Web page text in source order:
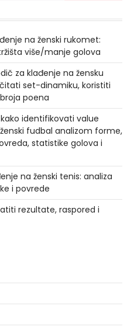
na ženski rukomet:
više/manje golova
za klađenje na žensku
set-dinamiku, koristiti
poena
kako identifikovati value
fudbal analizom forme,
statistike golova i
na ženski tenis: analiza
i povrede
rezultate, raspored i